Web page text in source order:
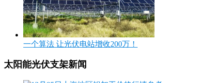
一个算法 让光伏电站增收200万！
太阳能光伏支架新闻